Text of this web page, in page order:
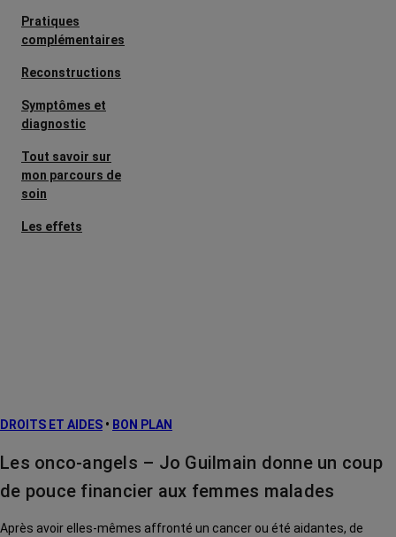
Pratiques
complémentaires
Reconstructions
Symptômes et
diagnostic
Tout savoir sur
mon parcours de
soin
Les effets
Traitements
La vie autour
DROITS ET AIDES • BON PLAN
Les onco-angels – Jo Guilmain donne un coup
de pouce financier aux femmes malades
Après avoir elles-mêmes affronté un cancer ou été aidantes, de